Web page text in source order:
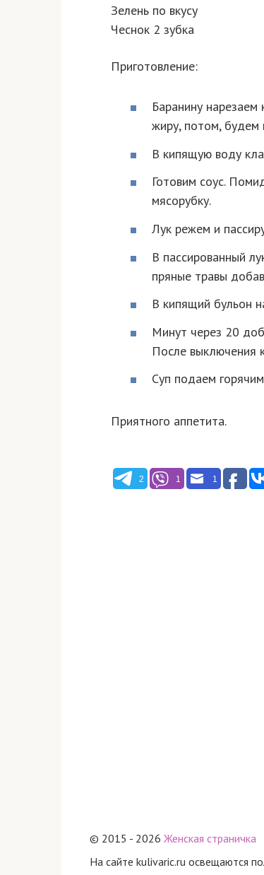
Зелень по вкусу
Чеснок 2 зубка
Приготовление:
Баранину
жиру, потом, будем
В кипящую воду
Готовим соус.
мясорубку.
Лук режем и
В пассированный
пряные травы
В кипящий бульон
Минут через 20
После выключения
Суп подаем
Приятного аппетита.
2 1 1
© 2015 - 2026 Женская страничка
На сайте kulivaric.ru освещаются